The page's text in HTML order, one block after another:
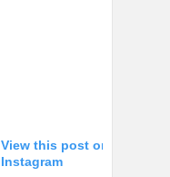
View this post on
Instagram